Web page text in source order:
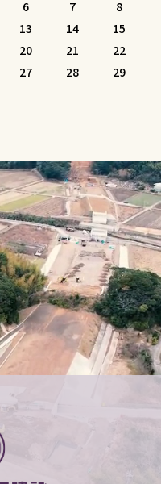
6 7
8
13 14
15
20 21
22
27 28
29